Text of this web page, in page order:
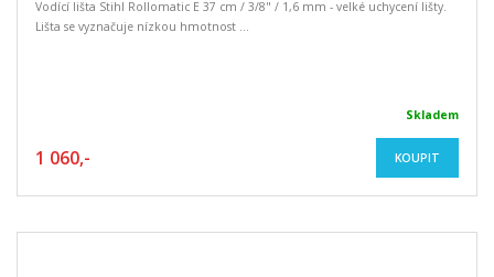
Vodící lišta Stihl Rollomatic E 37 cm / 3/8" / 1,6 mm - velké uchycení lišty.
Lišta se vyznačuje nízkou hmotnost ...
Skladem
1 060,- KOUPIT